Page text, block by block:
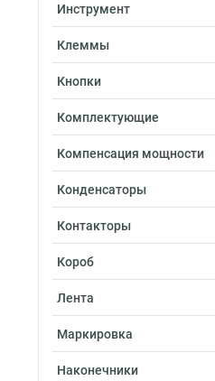
Инструмент
Клеммы
Кнопки
Комплектующие
Компенсация мощности
Конденсаторы
Контакторы
Короб
Лента
Маркировка
Наконечники